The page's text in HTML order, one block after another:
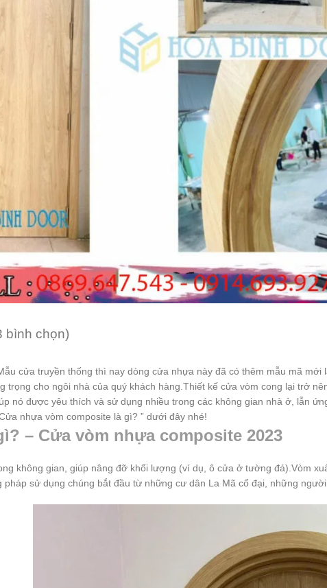
bình chọn)
cửa truyền thống thì nay dòng cửa nhựa này đã có thêm mẫu mã
trọng cho ngôi nhà của quý khách hàng.Thiết kế cửa vòm cong lại trở
nó được yêu thích và sử dụng nhiều trong các không gian nhà ở, lẫn
nhựa vòm composite là gì? ” dưới đây nhé!
– Cửa vòm nhựa composite 2023
không gian, giúp nâng đỡ khối lượng (ví dụ, ô cửa ở tường đá).Vòm
sử dụng chúng bắt đầu từ những cư dân La Mã cổ đại, những